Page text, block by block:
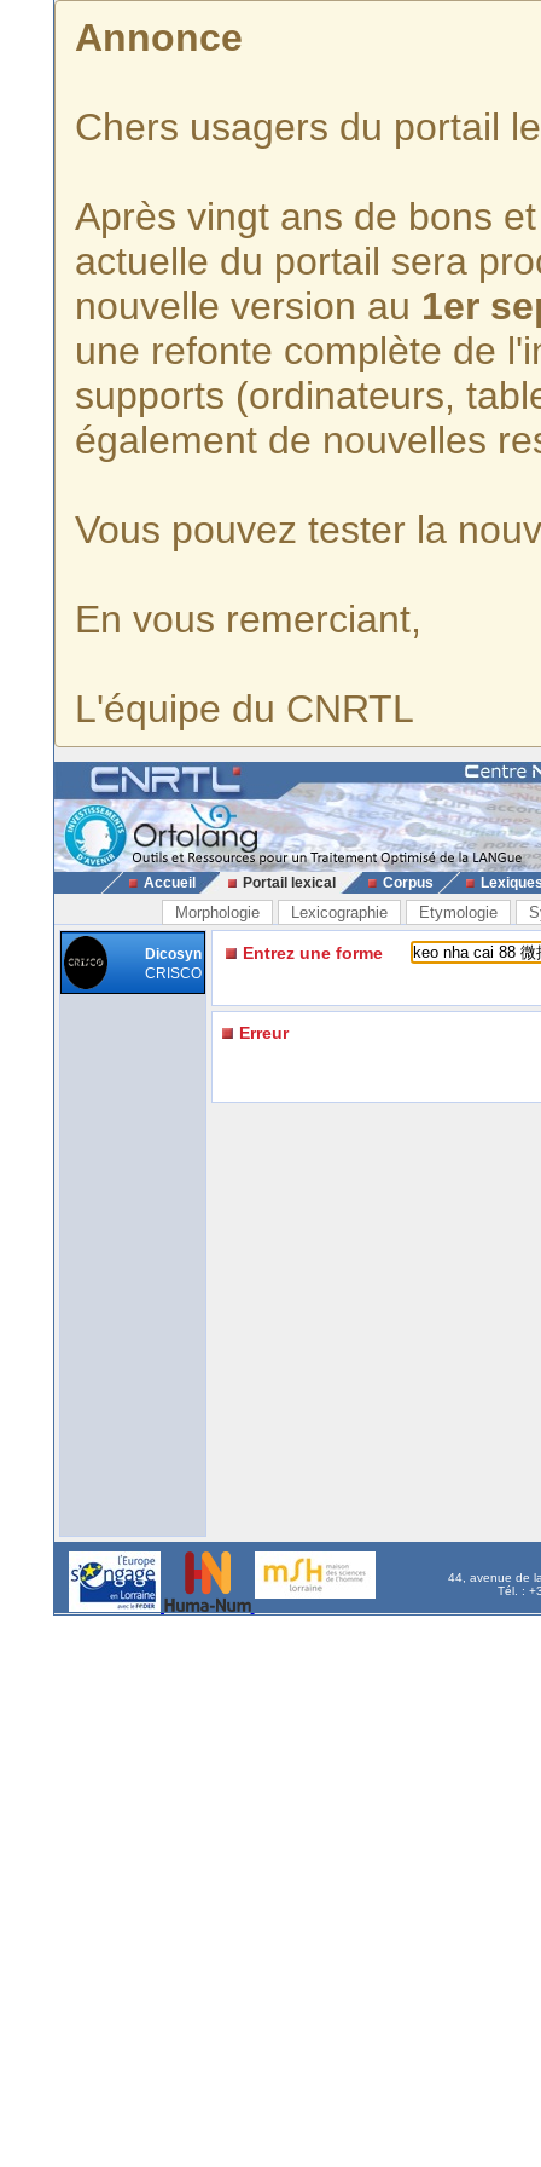
Annonce
Chers usagers du portail
Après vingt ans de bons
actuelle du portail sera
nouvelle version au 1er
une refonte complète de
supports (ordinateurs,
également de nouvelles
Vous pouvez tester la
En vous remerciant,
L'équipe du CNRTL
Accueil Portail lexical Corpus
Morphologie Lexicographie Etymologie
Dicosyn
CRISCO
Entrez une forme
Erreur
44, avenue de
Tél. :